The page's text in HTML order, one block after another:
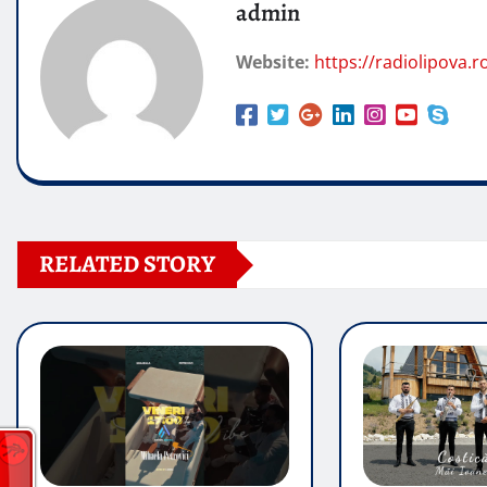
admin
Website: https://
RELATED STORY